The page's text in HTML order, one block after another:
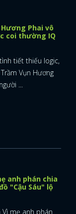
Phai vô
coi thường IQ
tiết thiếu logic,
Vụn Hương
...
anh phán chia
"Cậu Sáu" lộ
mẹ anh phán